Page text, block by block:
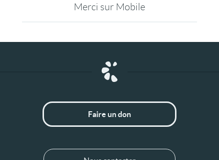
Merci sur Mobile
Faire un don